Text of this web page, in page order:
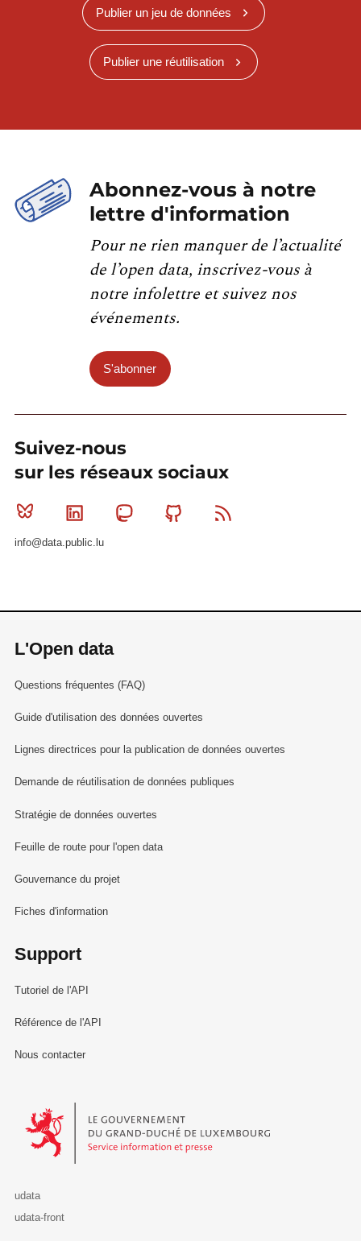
Publier un jeu de données
Publier une réutilisation
Abonnez-vous à notre
lettre d'information
Pour ne rien manquer de l’actualité
de l’open data, inscrivez-vous à
notre infolettre et suivez nos
événements.
S'abonner
Suivez-nous
sur les réseaux sociaux
Bluesky Linkedin MastodonGithub
info@data.public.lu
L'Open data
Questions fréquentes (FAQ)
Guide d'utilisation des données ouvertes
Lignes directrices pour la publication de données ouvertes
Demande de réutilisation de données publiques
Stratégie de données ouvertes
Feuille de route pour l'open data
Gouvernance du projet
Fiches d'information
Support
Tutoriel de l'API
Référence de l'API
Nous contacter
Le Gouvernement du Grand-Duché de Luxembourg - Service
udata
udata-front